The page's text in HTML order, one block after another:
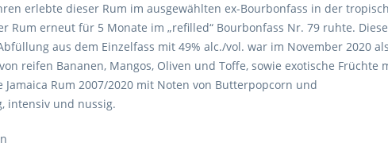
erlebte dieser Rum im ausgewählten ex-Bourbonfass in der
erneut für 5 Monate im „refilled“ Bourbonfass Nr. 79 ruhte.
aus dem Einzelfass mit 49% alc./vol. war im November 2020
reifen Bananen, Mangos, Oliven und Toffe, sowie exotische Früchte
Rum 2007/2020 mit Noten von Butterpopcorn und
intensiv und nussig.